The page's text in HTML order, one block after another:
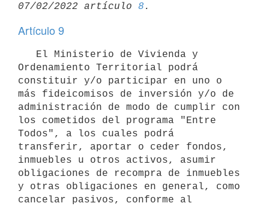
07/02/2022 artículo 8
Artículo 9
Ordenamiento Territorial podrá
constituir y/o participar en uno o
más fideicomisos de inversión y/o de
administración de modo de cumplir con
los cometidos del programa "Entre
Todos", a los cuales podrá
transferir, aportar o ceder fondos,
inmuebles u otros activos, asumir
obligaciones de recompra de inmuebles
y otras obligaciones en general, como
cancelar pasivos, conforme al